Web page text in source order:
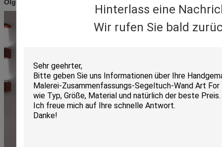
Hinterlass eine
Wir rufen Sie bald
Ölgemäldes: